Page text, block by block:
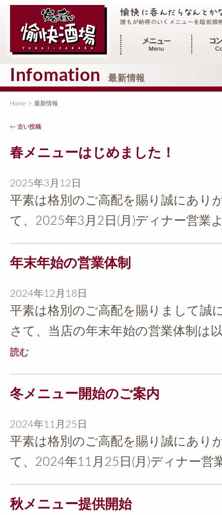
メインメニュー
Infomation 最新情報
Home > 最新情報
投稿ナビゲーション
← 古い投稿
春メニューはじめました！
2025年3月12日
平素は格別のご高配を賜り誠にあり
て、2025年3月2日(月)ディナー営業
年末年始の営業体制
2024年12月18日
平素は格別のご高配を賜りまして誠
さて、当店の年末年始の営業体制は
読む
冬メニュー開始のご案内
2024年11月25日
平素は格別のご高配を賜り誠にあり
て、2024年11月25日(月)ディナー営
秋メニュー提供開始